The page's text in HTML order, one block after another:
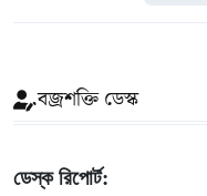
বজ্রশক্তি ডেস্ক
ডেস্ক রিপোর্ট: